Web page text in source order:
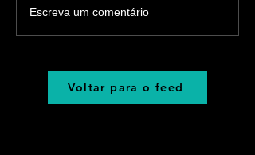
Escreva um comentário
Voltar para o feed